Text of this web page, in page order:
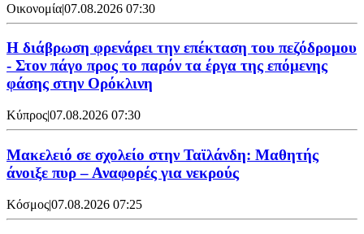
Οικονομία|07.08.2026 07:30
Η διάβρωση φρενάρει την επέκταση του πεζόδρομου
- Στον πάγο προς το παρόν τα έργα της επόμενης
φάσης στην Ορόκλινη
Κύπρος|07.08.2026 07:30
Μακελειό σε σχολείο στην Ταϊλάνδη: Μαθητής
άνοιξε πυρ – Αναφορές για νεκρούς
Κόσμος|07.08.2026 07:25